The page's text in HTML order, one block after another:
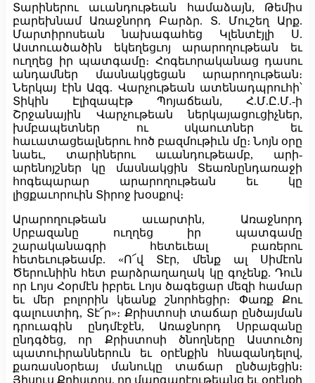
Տարիներու աւանդութեան համաձայն, Թեմիս
բարեխնամ Առաջնորդ Բարձր. Տ. Մուշեղ Արք.
Մարտիրոսեան նախագահեց Կլենտէյլի Ս.
Աստուածածին եկեղեցւոյ արարողութեան եւ
ուղղեց իր պատգամը։ Հոգեւորականաց դասու
անդամներ մասնակցեցան արարողութեան։
Ներկայ էին Ազգ. Վարչութեան ատենադպրուհի՝
Տիկին Էլիզապէթ Պոյաճեան, Հ.Մ.Ը.Մ.-ի
Շրջանային Վարչութեան ներկայացուցիչներ,
խմբապետներ ու սկաուտներ եւ
հաւատացեալներու հոծ բազմութիւն մը։ Նոյն օրը
նաեւ, տարիներու աւանդութեամբ, արի-
արենոյշներ կը մասնակցին Տեառնընդառաջի
հոգեպարար արարողութեան եւ կը
լիցքաւորուին Տիրոջ խօսքով։
Արարողութեան աւարտին, Առաջնորդ
Սրբազանը ուղղեց իր պատգամը
շարականագրի հետեւեալ բառերու
հետեւութեամբ. «Ո՜վ Տէր, մենք ալ Սիմէոն
Ծերունիին հետ բարձրաղաղակ կը գոչենք. Դուն
որ Լոյս Հօրմէն իբրեւ Լոյս ծագեցար մեզի համար
եւ մեր բոլորին կեանք շնորհեցիր։ Փառք Քու
գալուստիդ, Տէ՜ր»։ Քրիստոսի տաճար ընծայման
դրուագին ընդմէջէն, Առաջնորդ Սրբազանը
ընդգծեց, որ Քրիստոսի ծնողները Աստուծոյ
պատուիրաններուն եւ օրէնքին հնազանդելով,
քառասնօրեայ մանուկը տաճար ընծայեցին։
Յիսուս Քրիստոս, որ մարգարէութեանց եւ օրէնքի